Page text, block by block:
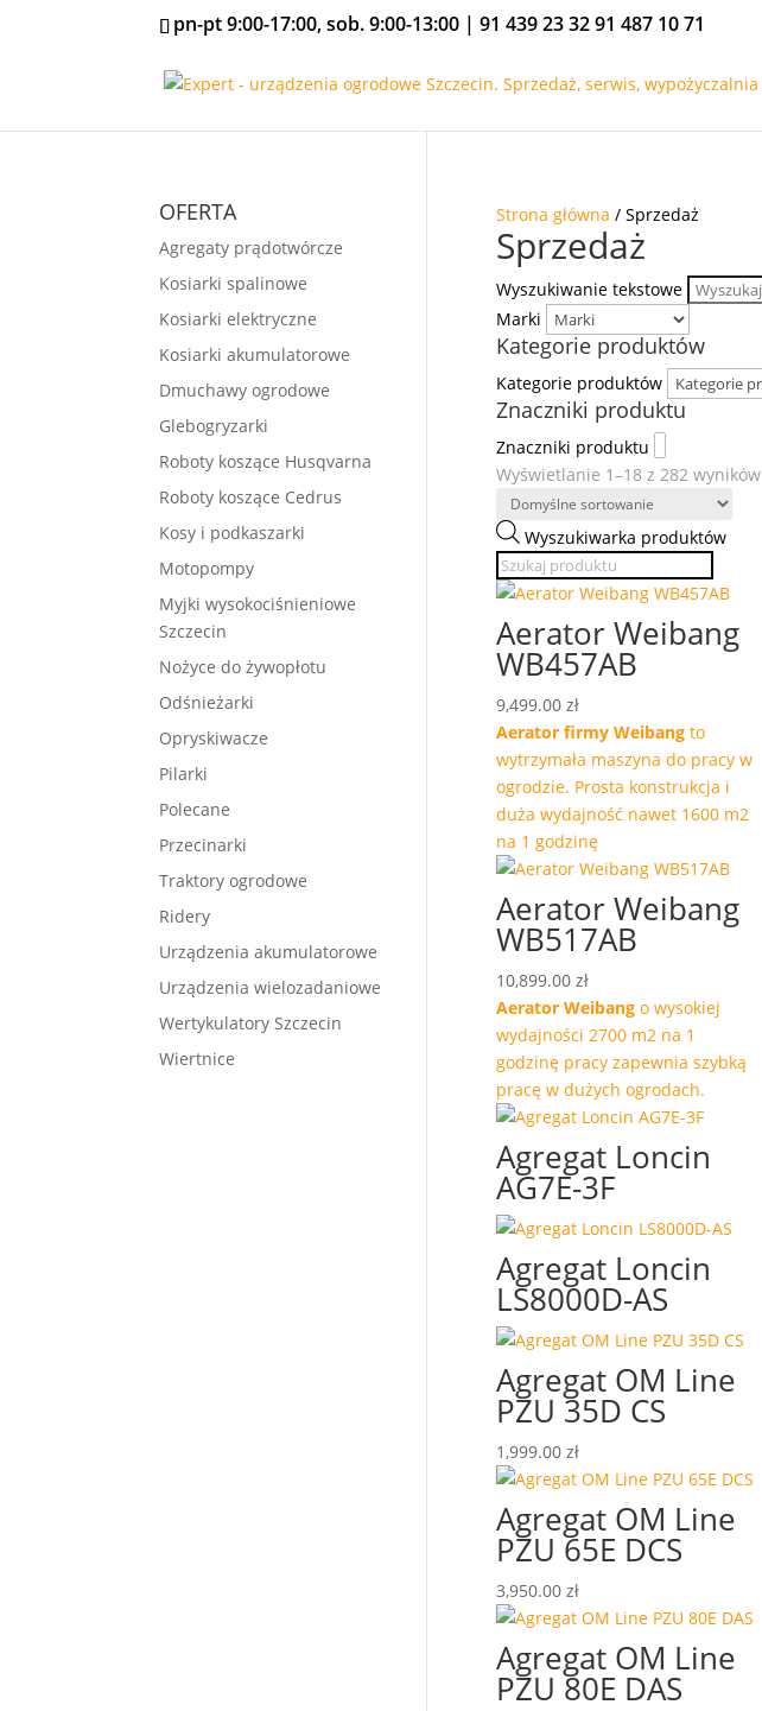
pn-pt 9:00-17:00, sob. 9:00-13:00 |91 439 23 32 91 487 10 71
Strona główna / Sprzedaż
Sprzedaż
Wyszukiwanie tekstowe
Marki
Kategorie produktów
Kategorie produktów
Znaczniki produktu
Znaczniki produktu
Wyświetlanie 1–18 z 282 wyników
Wyszukiwarka produktów
Aerator Weibang
WB457AB
9,499.00 zł
Aerator firmy Weibang to
wytrzymała maszyna do pracy w
ogrodzie. Prosta konstrukcja i
duża wydajność nawet 1600 m2
na 1 godzinę
Aerator Weibang
WB517AB
10,899.00 zł
Aerator Weibango wysokiej
wydajności 2700 m2 na 1
godzinę pracy zapewnia szybką
pracę w dużych ogrodach.
Agregat Loncin
AG7E-3F
Agregat Loncin
LS8000D-AS
Agregat OM Line
PZU 35D CS
1,999.00 zł
Agregat OM Line
PZU 65E DCS
3,950.00 zł
Agregat OM Line
PZU 80E DAS
OFERTA
Agregaty prądotwórcze
Kosiarki spalinowe
Kosiarki elektryczne
Kosiarki akumulatorowe
Dmuchawy ogrodowe
Glebogryzarki
Roboty koszące Husqvarna
Roboty koszące Cedrus
Kosy i podkaszarki
Motopompy
Myjki wysokociśnieniowe
Szczecin
Nożyce do żywopłotu
Odśnieżarki
Opryskiwacze
Pilarki
Polecane
Przecinarki
Traktory ogrodowe
Ridery
Urządzenia akumulatorowe
Urządzenia wielozadaniowe
Wertykulatory Szczecin
Wiertnice